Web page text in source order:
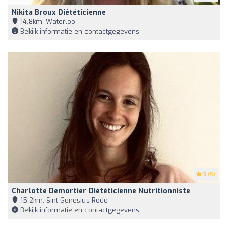
Nikita Broux Diététicienne
14,8km, Waterloo
Bekijk informatie en contactgegevens
5 (5)
Charlotte Demortier Diététicienne Nutritionniste
15,2km, Sint-Genesius-Rode
Bekijk informatie en contactgegevens